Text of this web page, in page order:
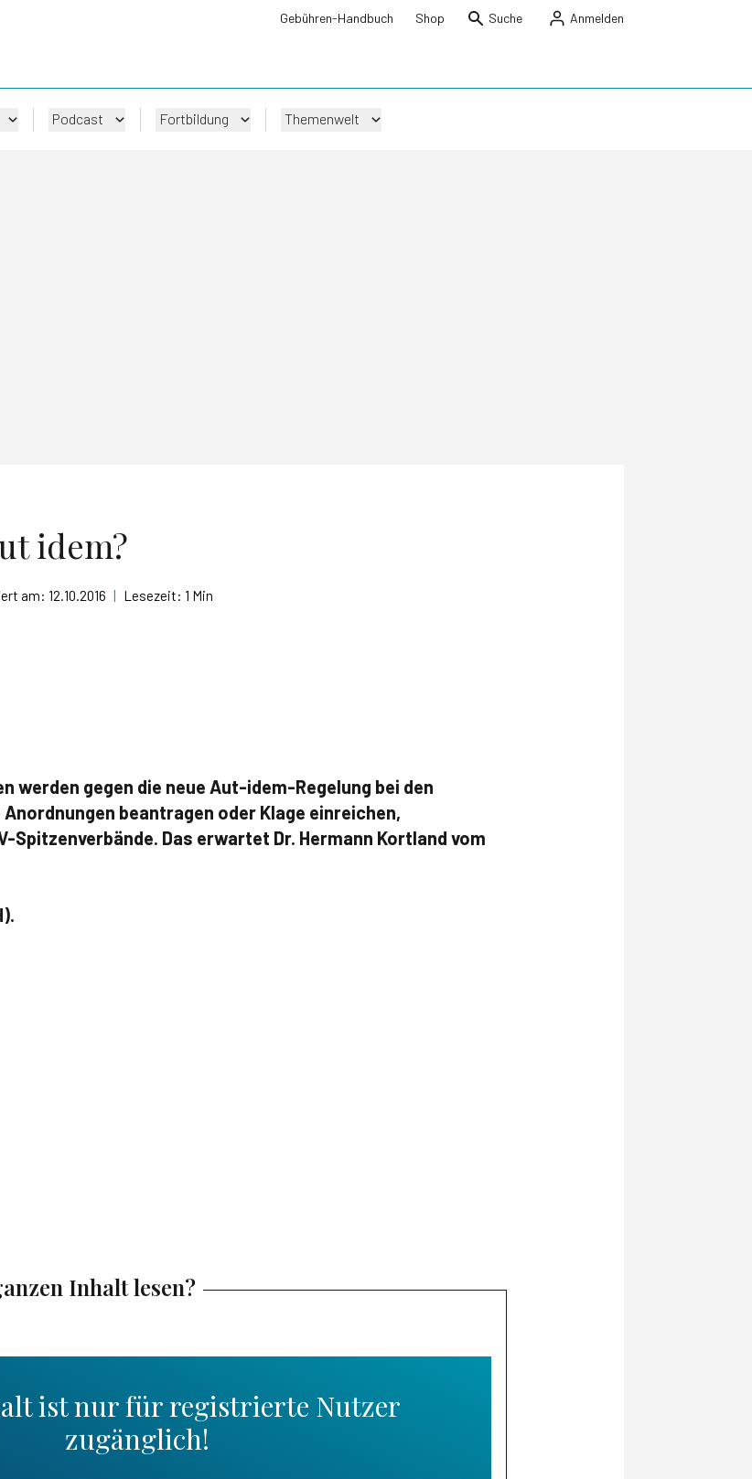
Gebühren-Handbuch Shop Suche Anmelden
Podcast Fortbildung Themenwelt
idem?
am: 12.10.2016 | Lesezeit: 1 Min
werden gegen die neue Aut-idem-Regelung bei den
beantragen oder Klage einreichen,
Spitzenverbände. Das erwartet Dr. Hermann Kortland vom
Inhalt lesen?
ist nur für registrierte Nutzer
zugänglich!